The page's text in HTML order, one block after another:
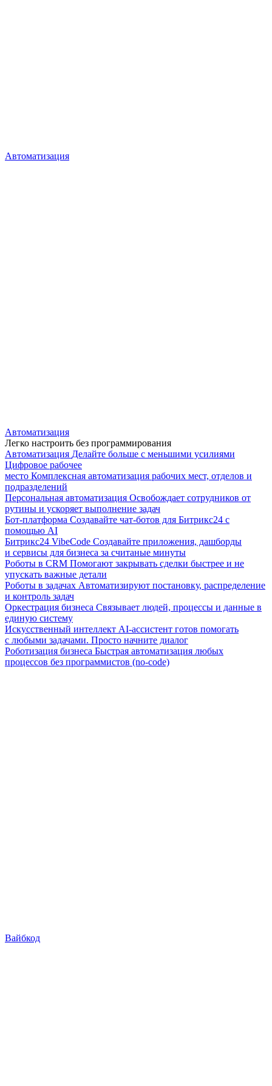
Автоматизация
Автоматизация
Легко настроить без программирования
Автоматизация Делайте больше с меньшими усилиями
Цифровое рабочее
место Комплексная автоматизация рабочих мест, отделов и
подразделений
Персональная автоматизация Освобождает сотрудников от
рутины и ускоряет выполнение задач
Бот-платформа Создавайте чат-ботов для Битрикс24 с
помощью AI
Битрикс24 VibeCode Создавайте приложения, дашборды
и сервисы для бизнеса за считаные минуты
Роботы в CRM Помогают закрывать сделки быстрее и не
упускать важные детали
Роботы в задачах Автоматизируют постановку, распределение
и контроль задач
Оркестрация бизнеса Связывает людей, процессы и данные в
единую систему
Искусственный интеллект AI-ассистент готов помогать
с любыми задачами. Просто начните диалог
Роботизация бизнеса Быстрая автоматизация любых
процессов без программистов (no-code)
Вайбкод